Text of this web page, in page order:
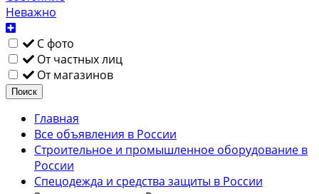
Неважно
С фото
От частных лиц
От магазинов
Поиск
Главная
Все объявления в России
Строительное и промышленное оборудование в
России
Спецодежда и средства защиты в России